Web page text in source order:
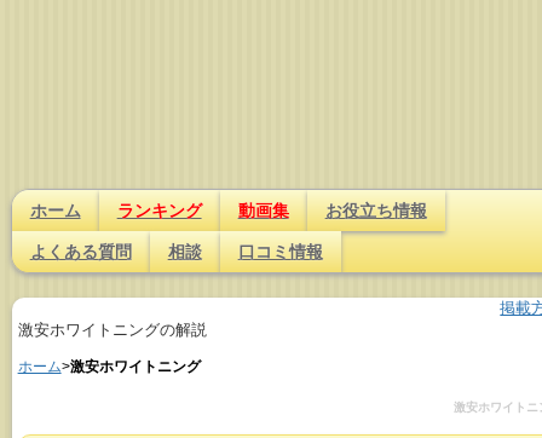
ホーム ランキング 動画集 お役立ち情報
よくある質問 相談 口コミ情報
掲載
激安ホワイトニングの解説
ホーム>激安ホワイトニング
激安ホワイトニ